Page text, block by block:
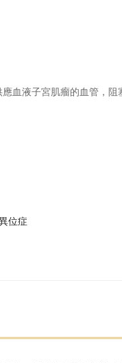
血液子宮肌瘤的血管，阻
位症